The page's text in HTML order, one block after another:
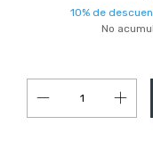
10% de
No